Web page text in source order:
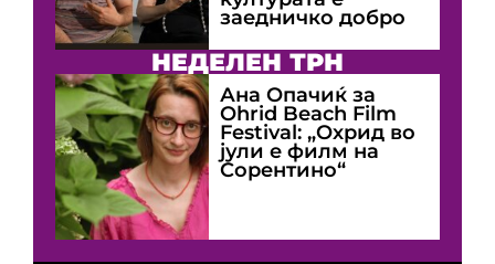
заедничко добро
НЕДЕЛЕН ТРН
Ана Опачиќ за
Оhrid Beach Film
Festival: „Охрид во
јули е филм на
Сорентино“